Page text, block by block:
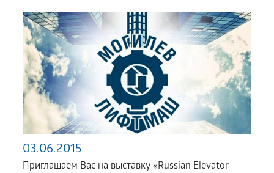
03.06.2015
Приглашаем Вас на выставку «Russian Elevator